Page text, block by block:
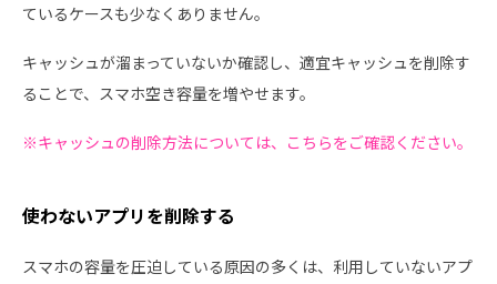
ているケースも少なくありません。
キャッシュが溜まっていないか確認し、適宜キャッシュを削除す
ることで、スマホ空き容量を増やせます。
※キャッシュの削除方法については、こちらをご確認ください。
使わないアプリを削除する
スマホの容量を圧迫している原因の多くは、利用していないアプ